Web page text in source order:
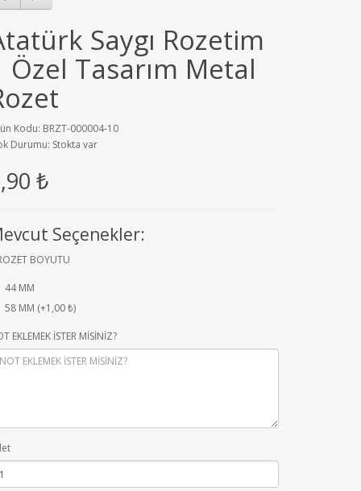
Saygı Rozetim
Özel Tasarım Metal
Kodu: BRZT-000004-10
Durumu: Stokta var
₺
Seçenekler:
BOYUTU
44 MM
58 MM (+1,00 ₺)
EKLEMEK İSTER MİSİNİZ?